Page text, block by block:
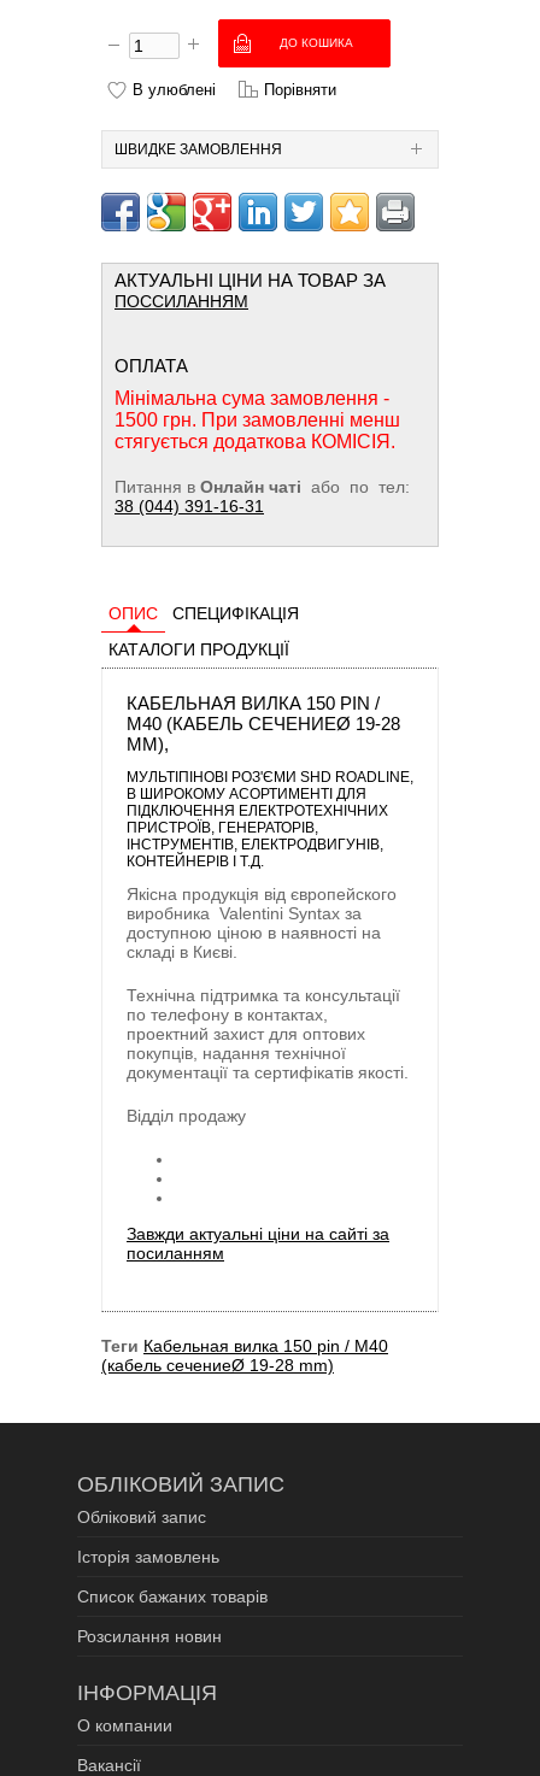
В улюблені Порівняти
ШВИДКЕ ЗАМОВЛЕННЯ
АКТУАЛЬНІ ЦІНИ НА ТОВАР ЗА
ПОССИЛАННЯМ
ОПЛАТА
Мінімальна сума замовлення -
1500 грн. При замовленні менш
стягується додаткова КОМІСІЯ.
Питання в Онлайн чаті або по тел:
38 (044) 391-16-31
ОПИС
СПЕЦИФІКАЦІЯ
КАТАЛОГИ ПРОДУКЦІЇ
КАБЕЛЬНАЯ ВИЛКА 150 PIN /
M40 (КАБЕЛЬ СЕЧЕНИЕØ 19-28
MM),
МУЛЬТІПІНОВI РОЗ'ЄМИ SHD ROADLINE,
В ШИРОКОМУ АСОРТИМЕНТІ ДЛЯ
ПІДКЛЮЧЕННЯ ЕЛЕКТРОТЕХНІЧНИХ
ПРИСТРОЇВ, ГЕНЕРАТОРІВ,
ІНСТРУМЕНТІВ, ЕЛЕКТРОДВИГУНІВ,
КОНТЕЙНЕРІВ І Т.Д.
Якісна продукція від європейского
виробника Valentini Syntax за
доступною ціною в наявності на
складі в Києві.
Технічна підтримка та консультації
по телефону в контактах,
проектний захист для оптових
покупців, надання технічної
документації та сертифікатів якості.
Відділ продажу
Завжди актуальні ціни на сайті за
посиланням
Теги Кабельная вилка 150 pin / M40
(кабель сечениеØ 19-28 mm)
ОБЛІКОВИЙ ЗАПИС
Обліковий запис
Історія замовлень
Список бажаних товарів
Розсилання новин
ІНФОРМАЦІЯ
О компании
Вакансії